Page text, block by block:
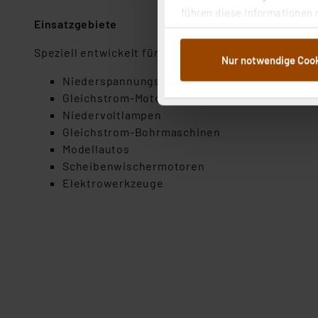
führen diese
dem Speichern und
Weiterverarbeitung für die
Abs.1a DSG-VO) zu. Eine
Button „Ablehnen oder
anpassen oder widerrufen.
dazu führen, dass die
Nur notwendige
Einsatzgebiete
Speziell entwickelt für
Niederspannungs-Elektromotoren
Gleichstrom-Motoren
Niedervoltlampen
Gleichstrom-Bohrmaschinen
Modellautos
Scheibenwischermotoren
Elektrowerkzeuge